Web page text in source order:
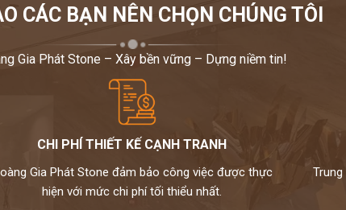
CÁC BẠN NÊN CHỌN CHÚNG TÔI
Gia Phát Stone – Xây bền vững – Dựng niềm tin!
CHI PHÍ THIẾT KẾ CẠNH TRANH
Gia Phát Stone đảm bảo công việc được thực
hiện với mức chi phí tối thiểu nhất.